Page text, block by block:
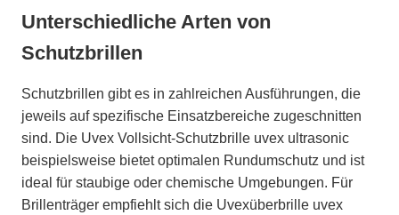
Unterschiedliche Arten von
Schutzbrillen
Schutzbrillen gibt es in zahlreichen Ausführungen, die
jeweils auf spezifische Einsatzbereiche zugeschnitten
sind. Die Uvex Vollsicht-Schutzbrille uvex ultrasonic
beispielsweise bietet optimalen Rundumschutz und ist
ideal für staubige oder chemische Umgebungen. Für
Brillenträger empfiehlt sich die Uvexüberbrille uvex